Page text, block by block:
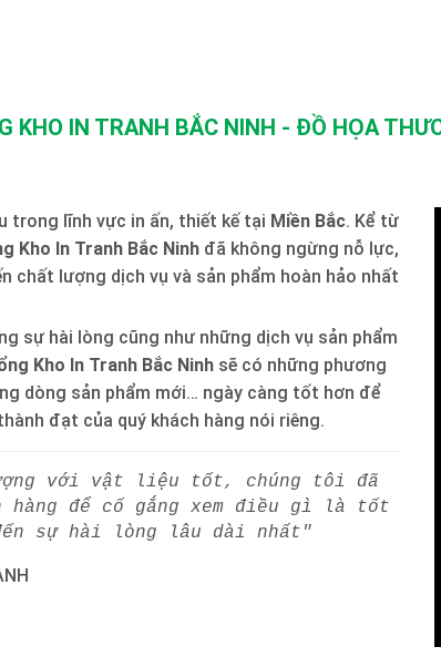
KHO IN TRANH BẮC NINH - ĐỒ HỌA
trong lĩnh vực in ấn, thiết kế tại Miền Bắc. Kể từ
Kho In Tranh Bắc Ninh đã không ngừng nỗ lực,
chất lượng dịch vụ và sản phẩm hoàn hảo nhất
sự hài lòng cũng như những dịch vụ sản phẩm
Kho In Tranh Bắc Ninh sẽ có những phương
dòng sản phẩm mới… ngày càng tốt hơn để
đạt của quý khách hàng nói riêng.
với vật liệu tốt, chúng tôi đã
để cố gắng xem điều gì là tốt
sự hài lòng lâu dài nhất"